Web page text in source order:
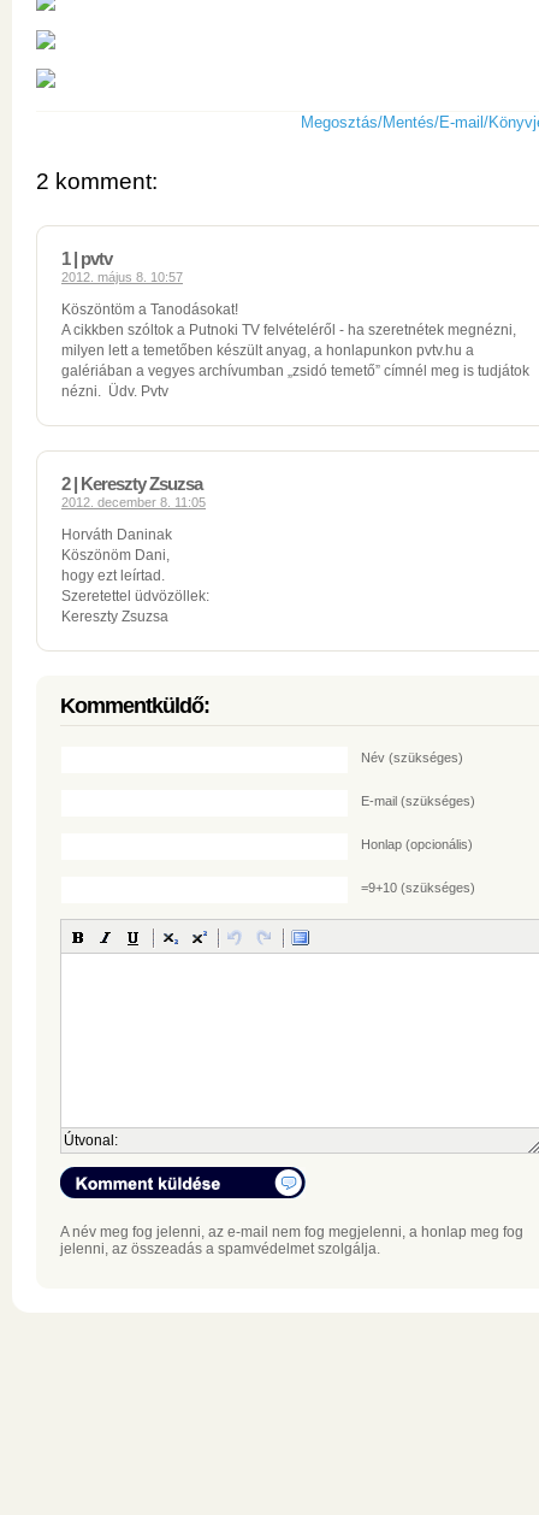
Megosztás/Mentés/E-mail/
2 komment:
1 | pvtv
2012. május 8. 10:57
Köszöntöm a Tanodásokat!
A cikkben szóltok a Putnoki TV felvételéről - ha szeretnétek megnézni,
milyen lett a temetőben készült anyag, a honlapunkon pvtv.hu a
galériában a vegyes archívumban „zsidó temető” címnél meg is tudjátok
nézni. Üdv. Pvtv
2 | Kereszty Zsuzsa
2012. december 8. 11:05
Horváth Daninak
Köszönöm Dani,
hogy ezt leírtad.
Szeretettel üdvözöllek:
Kereszty Zsuzsa
Kommentküldő:
Név (szükséges)
E-mail (szükséges)
Honlap (opcionális)
=9+10 (szükséges)
Útvonal:
A név meg fog jelenni, az e-mail nem fog megjelenni, a honlap meg fog
jelenni, az összeadás a spamvédelmet szolgálja.